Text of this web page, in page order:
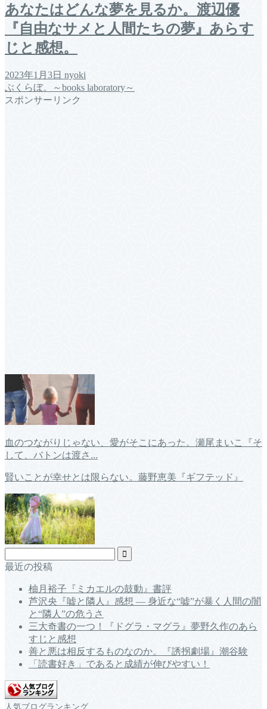
あなたはどんな夢を見るか。渡辺優
『自由なサメと人間たちの夢』あらす
じと感想。
2023年1月3日 nyoki
ぶくらぼ。～books laboratory～
スポンサーリンク
血のつながりじゃない、愛がそこにあった。瀬尾まいこ『そ
して、バトンは渡さ...
賢いことが幸せとは限らない。藤野恵美『ギフテッド』
最近の投稿
柚月裕子『ミカエルの鼓動』書評
芦沢央『嘘と隣人』感想 ― 身近な“嘘”が暴く人間の闇
と“隣人”の危うさ
三大奇書の一つ！『ドグラ・マグラ』夢野久作のあら
すじと感想
善と悪は相反するものなのか。『誘拐劇場』潮谷験
「読書好き」であると成績が伸びやすい！
人気ブログランキング